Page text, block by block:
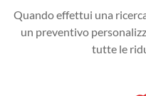
Quando effettui una
un preventivo
tutte le